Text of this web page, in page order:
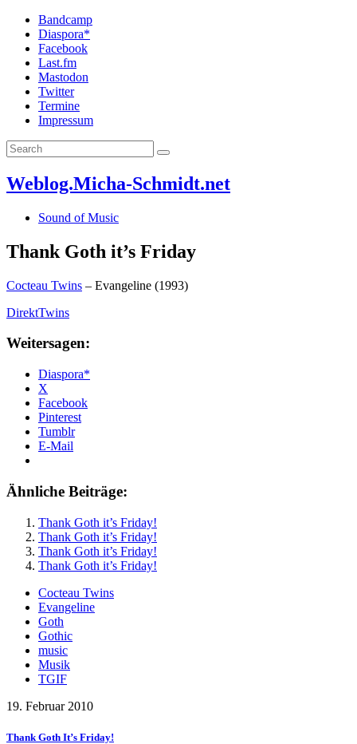
Bandcamp
Diaspora*
Facebook
Last.fm
Mastodon
Twitter
Termine
Impressum
Weblog.Micha-Schmidt.net
Sound of Music
Thank Goth it’s Friday
Cocteau Twins – Evangeline (1993)
DirektTwins
Weitersagen:
Diaspora*
X
Facebook
Pinterest
Tumblr
E-Mail
Ähnliche Beiträge:
Thank Goth it’s Friday!
Thank Goth it’s Friday!
Thank Goth it’s Friday!
Thank Goth it’s Friday!
Cocteau Twins
Evangeline
Goth
Gothic
music
Musik
TGIF
19. Februar 2010
Thank Goth It’s Friday!